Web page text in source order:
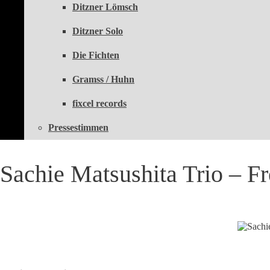
Ditzner Lömsch
Ditzner Solo
Die Fichten
Gramss / Huhn
fixcel records
Pressestimmen
Sachie Matsushita Trio –